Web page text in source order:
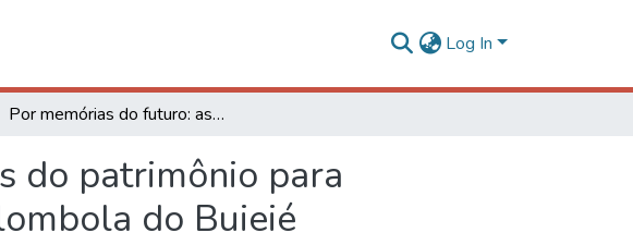
Log In
Por memórias do futuro: as potencialidades do patrimônio para desenvolvimento local na comunidade quilombola do Buieié
do patrimônio para
do Buieié